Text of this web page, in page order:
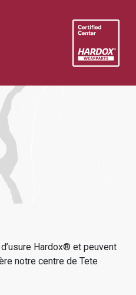
Hardox® et peuvent
notre centre de Tete